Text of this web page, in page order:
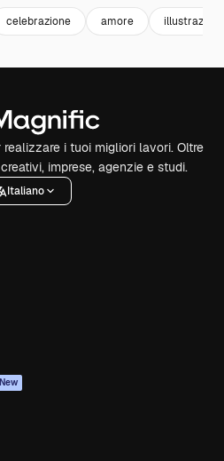
celebrazione amore illustrazione
i tuoi migliori lavori. Oltre
imprese, agenzie e studi.
Italiano
New